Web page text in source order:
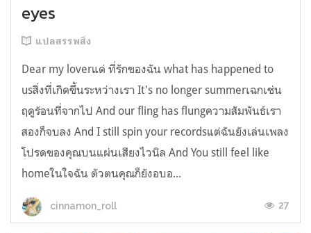
eyes
แปลสรรพสิ่ง
Dear my loverแด่ ที่รักของฉัน what has happened to
usสิ่งที่เกิดขึ้นระหว่างเรา It's no longer summerเฉกเช่น
ฤดูร้อนที่จากไป And our fling has flungความสัมพันธ์เรา
สองก็จบลง And I still spin your recordsแต่ฉันยังเล่นเพลง
โปรดของคุณบนแผ่นเสียงไวนิล And You still feel like
homeในใจฉัน ตัวตนคุณก็ยังอบอ...
cinnamon_roll 27